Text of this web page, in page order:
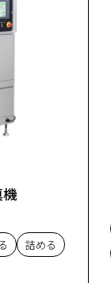
機
詰める